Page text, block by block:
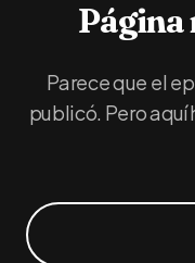
Página
Parece que el
publicó. Pero